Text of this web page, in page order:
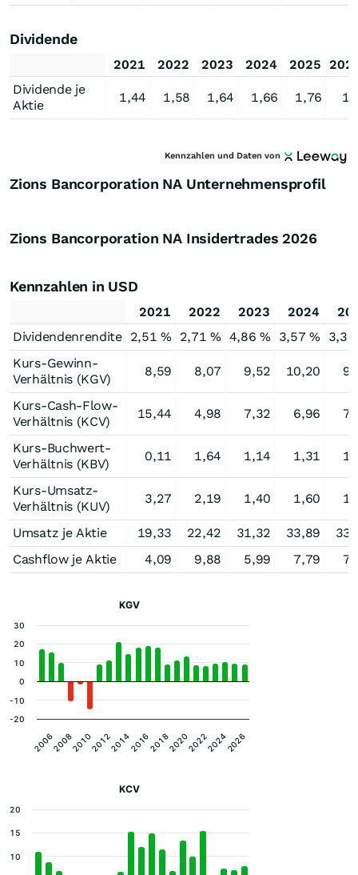
Dividende
2021 2022 2023 2024 2025
Dividende je
Aktie
1,44 1,58 1,64 1,66 1,76
Kennzahlen und Daten von
Zions Bancorporation NA Unternehmensprofil
Zions Bancorporation NA Insidertrades 2026
Kennzahlen in USD
2021 2022 2023 2024
Dividendenrendite 2,51 % 2,71 % 4,86 % 3,57 %
3,35
Kurs-Gewinn-
Verhältnis (KGV)
8,59 8,07 9,52 10,20
Kurs-Cash-Flow-
Verhältnis (KCV)
15,44 4,98 7,32 6,96
Kurs-Buchwert-
Verhältnis (KBV)
0,11 1,64 1,14 1,31
Kurs-Umsatz-
Verhältnis (KUV)
3,27 2,19 1,40 1,60
Umsatz je Aktie 19,33 22,42 31,32 33,89
Cashflow je Aktie
4,09 9,88 5,99 7,79
KGV
2010 2016 2022
20062008 20122014 20182020 20242026
-20
-10
0
10
20
30
KCV
10
15
20